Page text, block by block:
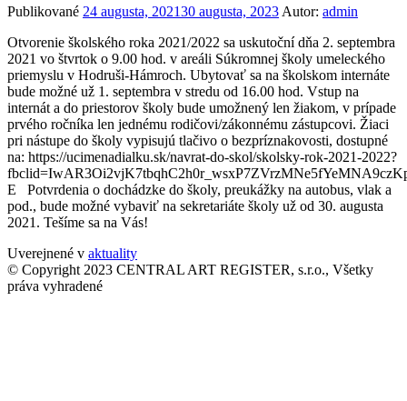
Publikované 24 augusta, 202130 augusta, 2023 Autor: admin
Otvorenie školského roka 2021/2022 sa uskutoční dňa 2. septembra
2021 vo štvrtok o 9.00 hod. v areáli Súkromnej školy umeleckého
priemyslu v Hodruši-Hámroch. Ubytovať sa na školskom internáte
bude možné už 1. septembra v stredu od 16.00 hod. Vstup na
internát a do priestorov školy bude umožnený len žiakom, v prípade
prvého ročníka len jednému rodičovi/zákonnému zástupcovi. Žiaci
pri nástupe do školy vypisujú tlačivo o bezpríznakovosti, dostupné
na: https://ucimenadialku.sk/navrat-do-skol/skolsky-rok-2021-2022?
E Potvrdenia o dochádzke do školy, preukážky na autobus, vlak a
pod., bude možné vybaviť na sekretariáte školy už od 30. augusta
2021. Tešíme sa na Vás!
Uverejnené v aktuality
© Copyright 2023 CENTRAL ART REGISTER, s.r.o., Všetky
práva vyhradené